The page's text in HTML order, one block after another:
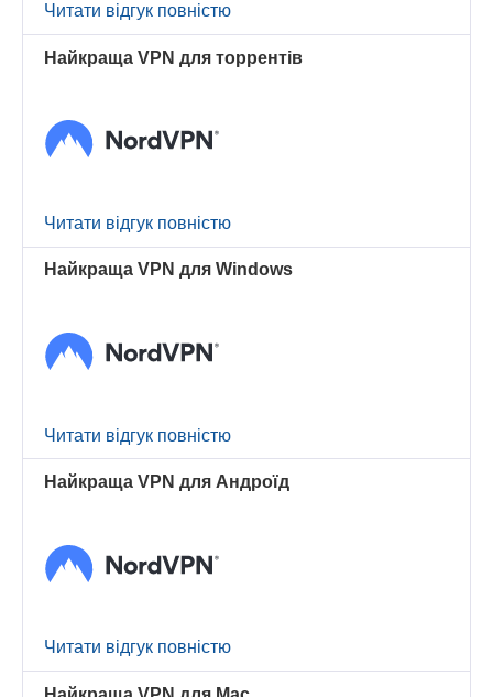
Читати відгук повністю
Найкраща VPN для торрентів
Читати відгук повністю
Найкраща VPN для Windows
Читати відгук повністю
Найкраща VPN для Андроїд
Читати відгук повністю